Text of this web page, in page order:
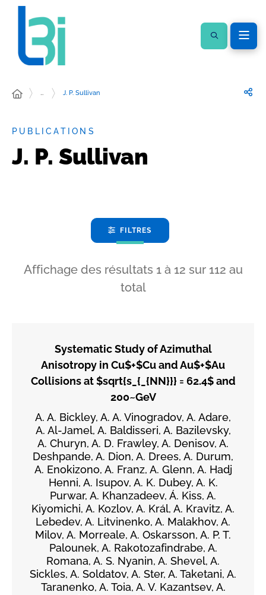
… J. P. Sullivan
PUBLICATIONS
J. P. Sullivan
FILTRES
Affichage des résultats 1à 12 sur 112 au
total
Systematic Study of Azimuthal
Anisotropy in Cu$+$Cu and Au$+$Au
Collisions at $sqrt{s_{_{NN}}} = 62.4$ and
200~GeV
A. A. Bickley, A. A. Vinogradov, A. Adare,
A. Al-Jamel, A. Baldisseri, A. Bazilevsky,
A. Churyn, A. D. Frawley, A. Denisov, A.
Deshpande, A. Dion, A. Drees, A. Durum,
A. Enokizono, A. Franz, A. Glenn, A. Hadj
Henni, A. Isupov, A. K. Dubey, A. K.
Purwar, A. Khanzadeev, Á. Kiss, A.
Kiyomichi, A. Kozlov, A. Král, A. Kravitz, A.
Lebedev, A. Litvinenko, A. Malakhov, A.
Milov, A. Morreale, A. Oskarsson, A. P. T.
Palounek, A. Rakotozafindrabe, A.
Romana, A. S. Nyanin, A. Shevel, A.
Sickles, A. Soldatov, A. Ster, A. Taketani, A.
Taranenko, A. Toia, A. V. Kazantsev, A.